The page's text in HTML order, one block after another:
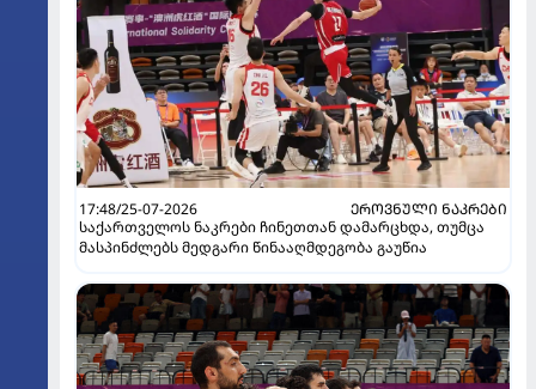
17:48/25-07-2026
ᲔᲠᲝᲕᲜᲣᲚᲘ ᲜᲐᲙᲠᲔᲑᲘ
საქართველოს ნაკრები ჩინეთთან დამარცხდა, თუმცა
მასპინძლებს მედგარი წინააღმდეგობა გაუწია